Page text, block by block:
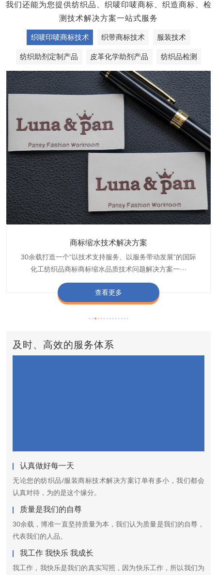
我们还能为您提供纺织品、织唛印唛商标、织造商标、检
测技术解决方案一站式服务
织唛印唛商标技术 织带商标技术 服装技术
纺织助剂定制产品 皮革化学助剂产品 纺织品检测
商标抗染技术解决方案
博准30余载是中国守家纺织商标印染织唛化工商标抗染品质
技术问题解决方案定制专家,提供前处理,染色,印···
查看更多
织带商标缩水技术解决方案
博准是一家专注30余载设计研发织唛印唛商标、织带织带商
标缩水品质技术问题解决方案一站式服务提供商,匠···
查看更多
服装色差技术解决方案
博准30余载专注提供纺织品印唛、织唛织造服装色差品质问
题技术解决方案一站式服务商,以其精湛的技术,科···
查看更多
纺织品商标固色剂
博准经营多年是行业专业纺织品商标固色助剂,TJ-A622,TJ-
A622,FSD,FSE商标固色剂加···
查看更多
皮革湿摩擦增进剂
博准长期致力于皮革商标湿摩擦增进助剂TJ-A6588,湿摩擦
增进剂加工定制服务技术研究与应用,凭借丰···
查看更多
及时、高效的服务体系
认真做好每一天
无论您的纺织品/服装商标技术解决方案订单有多小，我们都会
认真对待，为的是这个缘分。
质量是我们的自尊
30余载，博准一直坚持质量为本，我们认为质量是我们的自尊，
代表我们的人品。
我工作 我快乐 我成长
我工作，我快乐是我们的真实写照，因为快乐工作，所以我们为